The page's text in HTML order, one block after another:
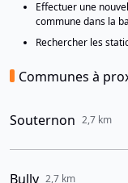
Effectuer une
commune dans la
Rechercher les
Communes à
Souternon 2,7 km
Bully 2,7 km